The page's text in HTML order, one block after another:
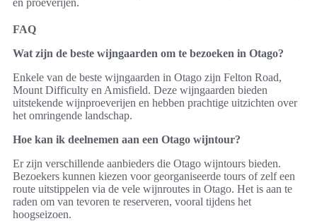
FAQ
Wat zijn de beste wijngaarden om te bezoeken in Otago?
Enkele van de beste wijngaarden in Otago zijn Felton Road,
Mount Difficulty en Amisfield. Deze wijngaarden bieden
uitstekende wijnproeverijen en hebben prachtige uitzichten over
het omringende landschap.
Hoe kan ik deelnemen aan een Otago wijntour?
Er zijn verschillende aanbieders die Otago wijntours bieden.
Bezoekers kunnen kiezen voor georganiseerde tours of zelf een
route uitstippelen via de vele wijnroutes in Otago. Het is aan te
raden om van tevoren te reserveren, vooral tijdens het
hoogseizoen.